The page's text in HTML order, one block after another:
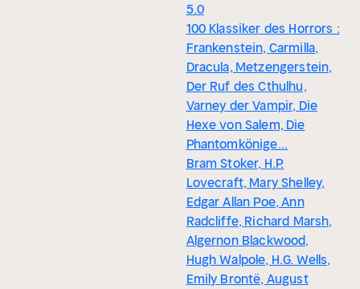
5.0
100 Klassiker des Horrors :
Frankenstein, Carmilla,
Dracula, Metzengerstein,
Der Ruf des Cthulhu,
Varney der Vampir, Die
Hexe von Salem, Die
Phantomkönige...
Bram Stoker, H.P.
Lovecraft, Mary Shelley,
Edgar Allan Poe, Ann
Radcliffe, Richard Marsh,
Algernon Blackwood,
Hugh Walpole, H.G. Wells,
Emily Brontë, August